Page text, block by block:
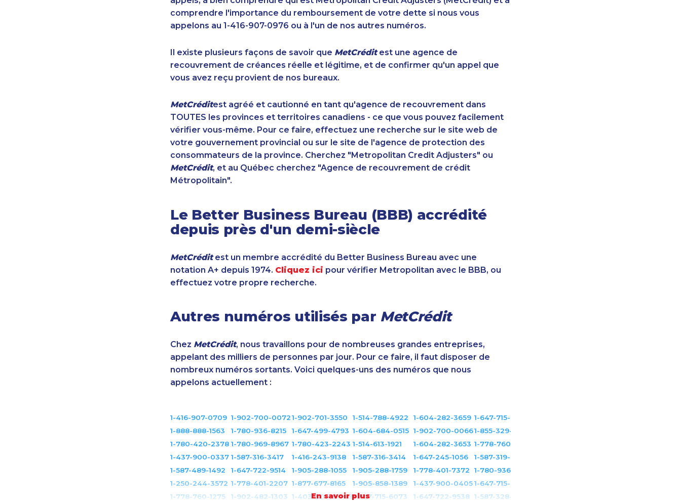
comprendre l'importance du remboursement de votre dette si nous vous
appelons au 1-416-907-0976 ou à l'un de nos autres numéros.
Il existe plusieurs façons de savoir que MetCréditest une agence de
recouvrement de créances réelle et légitime, et de confirmer qu'un appel que
vous avez reçu provient de nos bureaux.
MetCréditest agréé et cautionné en tant qu'agence de recouvrement dans
TOUTES les provinces et territoires canadiens - ce que vous pouvez facilement
vérifier vous-même. Pour ce faire, effectuez une recherche sur le site web de
votre gouvernement provincial ou sur le site de l'agence de protection des
consommateurs de la province. Cherchez "Metropolitan Credit Adjusters" ou
MetCrédit, et au Québec cherchez "Agence de recouvrement de crédit
Métropolitain".
Le Better Business Bureau (BBB) accrédité
depuis près d'un demi-siècle
MetCréditest un membre accrédité du Better Business Bureau avec une
notation A+ depuis 1974. Cliquez ici pour vérifier Metropolitan avec le BBB, ou
effectuez votre propre recherche.
Autres numéros utilisés par MetCrédit
Chez MetCrédit, nous travaillons pour de nombreuses grandes entreprises,
appelant des milliers de personnes par jour. Pour ce faire, il faut disposer de
nombreux numéros sortants. Voici quelques-uns des numéros que nous
appelons actuellement :
En savoir plus
1-416-907-0709 1-902-700-00721-902-701-3550 1-514-788-4922 1-604-282-3659 1-647-715-6066
1-888-888-1563
1-780-936-8215 1-647-499-4793 1-604-684-0515 1-902-700-00661-855-329-9754
1-780-420-2378 1-780-969-8967 1-780-423-2243 1-514-613-1921 1-604-282-3653 1-778-760-1284
1-437-900-0337 1-587-316-3417 1-416-243-9138 1-587-316-3414 1-647-245-1056
1-587-319-2097
1-587-489-1492
1-647-722-9514 1-905-288-1055 1-905-288-1759 1-778-401-7372
1-780-936-8218
1-250-244-3572 1-778-401-2207 1-877-677-8165 1-905-858-1389 1-437-900-04051-647-715-6069
1-778-760-1275
1-902-482-1303 1-403-306-04481-647-715-6073 1-647-722-9538 1-587-328-6623